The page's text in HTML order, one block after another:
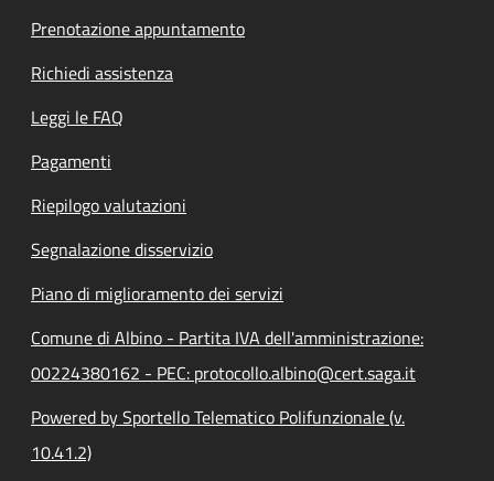
Prenotazione appuntamento
Richiedi assistenza
Leggi le FAQ
Pagamenti
Riepilogo valutazioni
Segnalazione disservizio
Piano di miglioramento dei servizi
Comune di Albino - Partita IVA dell'amministrazione:
00224380162 - PEC: protocollo.albino@cert.saga.it
Powered by Sportello Telematico Polifunzionale (v.
10.41.2)